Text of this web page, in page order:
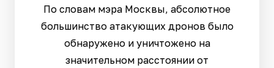
По словам мэра Москвы, абсолютное
большинство атакующих дронов было
обнаружено и уничтожено на
значительном расстоянии от